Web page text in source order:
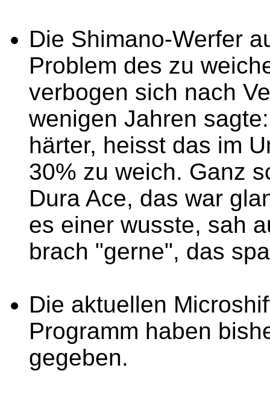
Die Shimano-Werfer
Problem des zu
verbogen sich nach
wenigen Jahren
härter, heisst das im
30% zu weich. Ganz
Dura Ace, das war
es einer wusste, sah
brach "gerne", das
Die aktuellen
Programm haben
gegeben.